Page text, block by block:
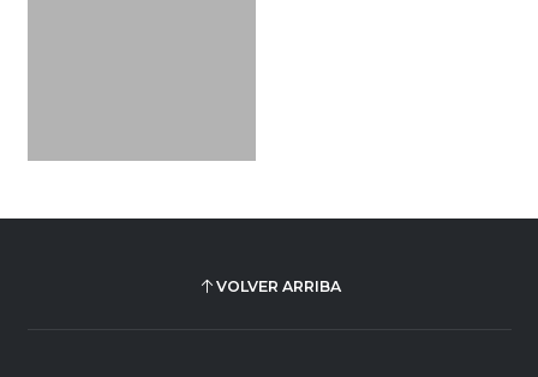
VOLVER ARRIBA